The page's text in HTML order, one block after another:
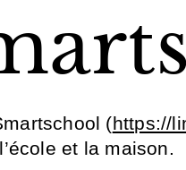
(https://
et la maison.